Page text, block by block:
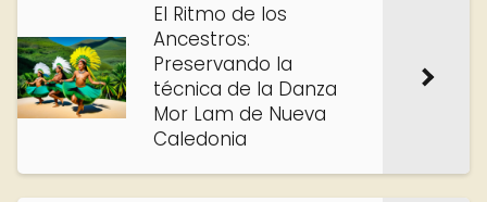
El Ritmo de los
Ancestros:
Preservando la
técnica de la Danza
Mor Lam de Nueva
Caledonia